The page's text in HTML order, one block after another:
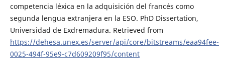
competencia léxica en la adquisición del francés como
segunda lengua extranjera en la ESO. PhD Dissertation,
Universidad de Exdremadura. Retrieved from
https://dehesa.unex.es/server/api/core/bitstreams/eaa94fee-
0025-494f-95e9-c7d609209f95/content